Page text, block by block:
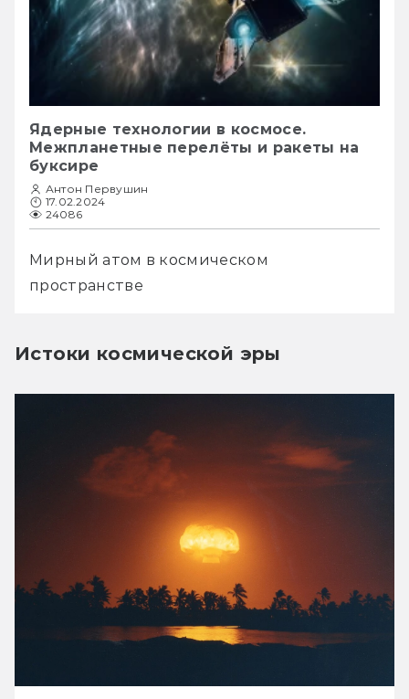
Ядерные технологии в космосе.
Межпланетные перелёты и ракеты на
буксире
Антон Первушин
17.02.2024
24086
Мирный атом в космическом
пространстве
Истоки космической эры